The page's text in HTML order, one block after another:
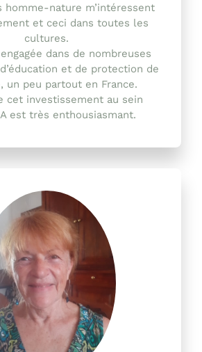
homme-nature m’intéressent
et ceci dans toutes les
cultures.
dans de nombreuses
et de protection de
un peu partout en France.
cet investissement au sein
est très enthousiasmant.